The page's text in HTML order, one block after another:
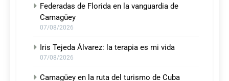
Federadas de Florida en la vanguardia de
Camagüey
07/08/2026
Iris Tejeda Álvarez: la terapia es mi vida
07/08/2026
Camagüey en la ruta del turismo de Cuba